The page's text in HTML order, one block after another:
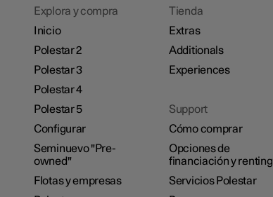
Explora y compra
Inicio
Polestar 2
Polestar 3
Polestar 4
Polestar 5
Configurar
Seminuevo "Pre-
owned"
Flotas y empresas
Tienda
Extras
Additionals
Experiences
Support
Cómo comprar
Opciones de
financiación y renting
Servicios Polestar